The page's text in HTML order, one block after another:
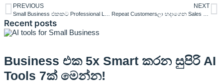
PREVIOUS
Small Business එකකට Professional Look එකක් දෙන්න සරල ක්‍රම 6ක්
NEXT
Repeat Customersලා හදාගෙන Sales ස්ථාවර කරගන්න විදිහ මෙන්න.
Recent posts
Business එක 5x Smart කරන සුපිරි AI
Tools 7ක් මෙන්න!